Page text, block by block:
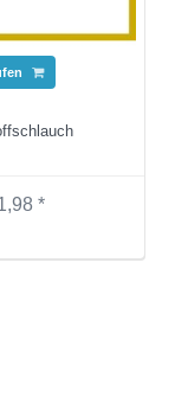
*